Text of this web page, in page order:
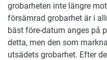
grobarheten inte längre
försämrad grobarhet är i
bäst före-datum anges på
detta, men den som
utsädets grobarhet. Efter